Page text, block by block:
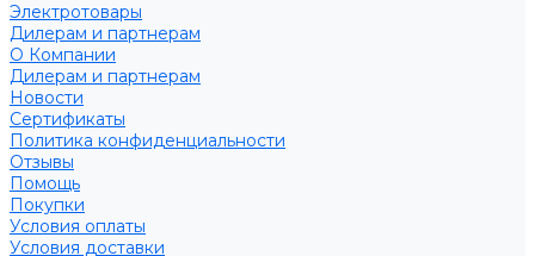
Электротовары
Дилерам и партнерам
О Компании
Дилерам и партнерам
Новости
Сертификаты
Политика конфиденциальности
Отзывы
Помощь
Покупки
Условия оплаты
Условия доставки